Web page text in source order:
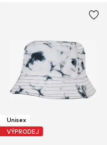
Unisex
VÝPRODEJ